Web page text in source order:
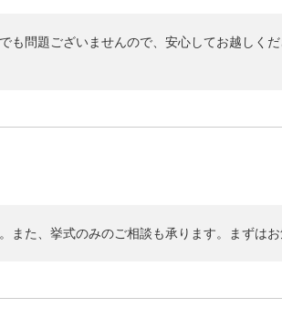
も問題ございませんので、安心してお越しく
た、挙式のみのご相談も承ります。まずはお